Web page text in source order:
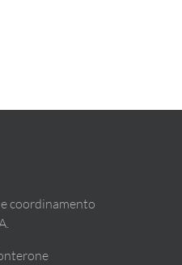
coordinamento